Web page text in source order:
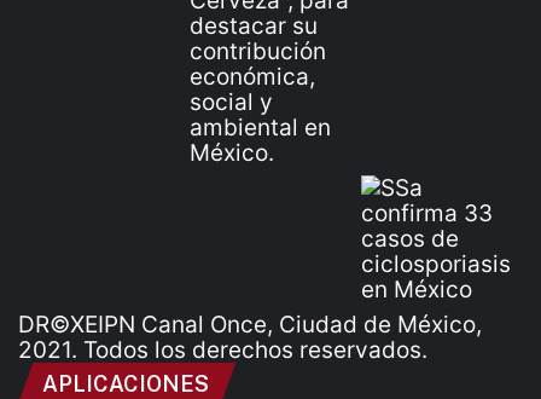
DR©XEIPN Canal Once, Ciudad de México,
2021. Todos los derechos reservados.
APLICACIONES